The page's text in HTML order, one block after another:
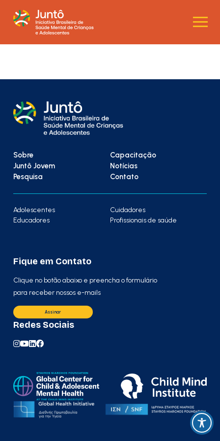
Sobre
Capacitação
Juntô Jovem
Notícias
Pesquisa
Contato
Adolescentes
Cuidadores
Educadores
Profissionais de saúde
Fique em Contato
Clique no botão abaixo e preencha o formulário
para receber nossos e-mails
Assinar
Redes Sociais